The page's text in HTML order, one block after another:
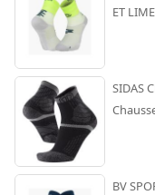
ET
SIDAS
BV